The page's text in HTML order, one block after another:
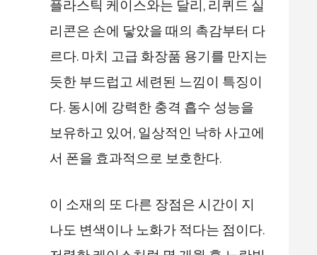
플라스틱 케이스와는 달리, 리퀴드 실
리콘은 손에 닿았을 때의 촉감부터 다
르다. 마치 고급 화장품 용기를 만지는
듯한 부드럽고 세련된 느낌이 특징이
다. 동시에 강력한 충격 흡수 성능을
보유하고 있어, 일상적인 낙하 사고에
서 폰을 효과적으로 보호한다.
이 소재의 또 다른 장점은 시간이 지
나도 변색이나 노화가 적다는 점이다.